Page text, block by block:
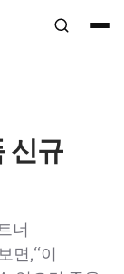
신규
너
면,“이